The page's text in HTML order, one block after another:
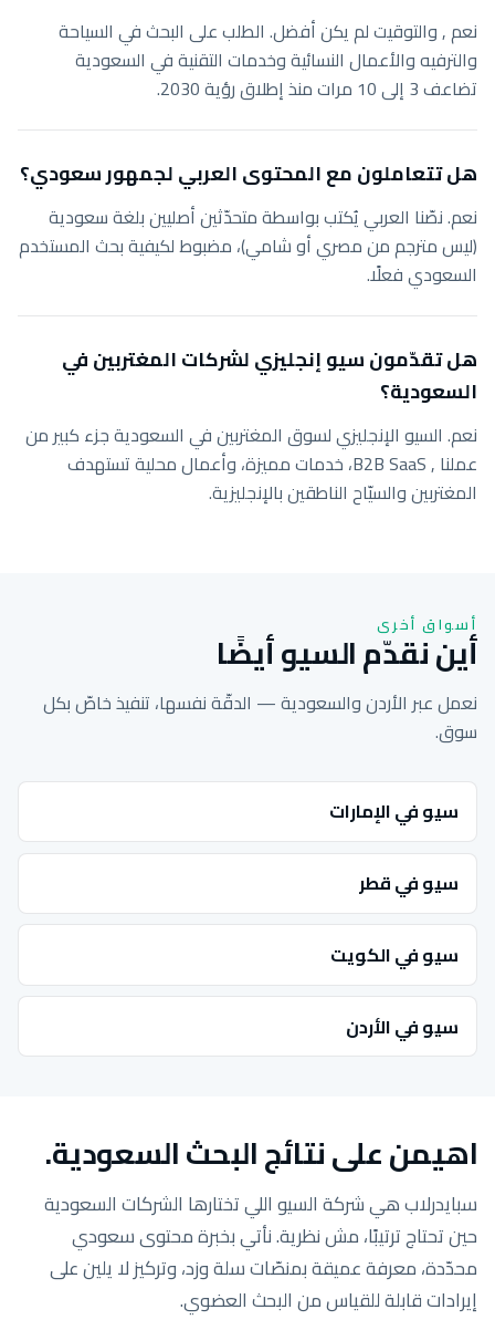
نعم , والتوقيت لم يكن أفضل. الطلب على البحث في السياحة
والترفيه والأعمال النسائية وخدمات التقنية في السعودية
تضاعف 3 إلى 10 مرات منذ إطلاق رؤية 2030.
هل تتعاملون مع المحتوى العربي لجمهور سعودي؟
نعم. نصّنا العربي يُكتب بواسطة متحدّثين أصليين بلغة سعودية
(ليس مترجم من مصري أو شامي)، مضبوط لكيفية بحث المستخدم
السعودي فعلًا.
هل تقدّمون سيو إنجليزي لشركات المغتربين في
السعودية؟
نعم. السيو الإنجليزي لسوق المغتربين في السعودية جزء كبير من
عملنا , B2B SaaS، خدمات مميزة، وأعمال محلية تستهدف
المغتربين والسيّاح الناطقين بالإنجليزية.
أسواق أخرى
أين نقدّم السيو أيضًا
نعمل عبر الأردن والسعودية — الدقّة نفسها، تنفيذ خاصّ بكل
سوق.
سيو في الإمارات
سيو في قطر
سيو في الكويت
سيو في الأردن
اهيمن على نتائج البحث السعودية.
سبايدرلاب هي شركة السيو اللي تختارها الشركات السعودية
حين تحتاج ترتيبًا، مش نظرية. نأتي بخبرة محتوى سعودي
محدّدة، معرفة عميقة بمنصّات سلة وزد، وتركيز لا يلين على
إيرادات قابلة للقياس من البحث العضوي.